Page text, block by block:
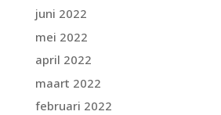
juni 2022
mei 2022
april 2022
maart 2022
februari 2022